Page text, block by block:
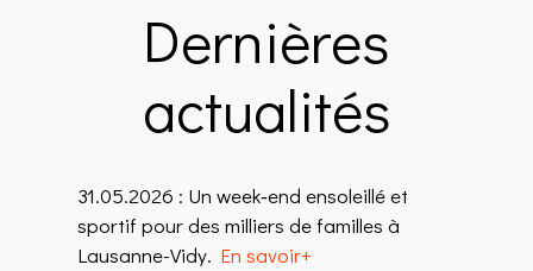
Dernières
actualités
31.05.2026 : Un week‑end ensoleillé et
sportif pour des milliers de familles à
Lausanne-Vidy. En savoir+